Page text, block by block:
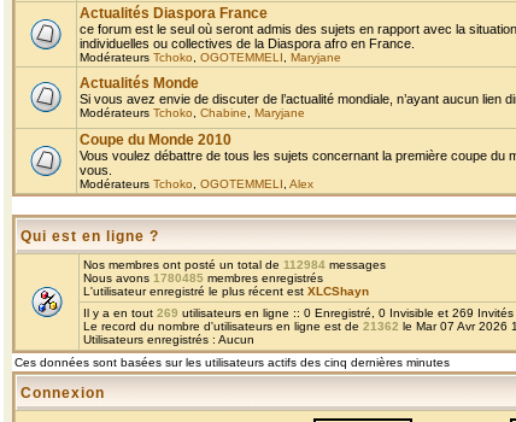
Actualités Diaspora France
ce forum est le seul où seront admis des sujets en rapport avec la
individuelles ou collectives de la Diaspora afro en France.
Modérateurs Tchoko OGOTEMMELI Maryjane
Actualités Monde
Si vous avez envie de discuter de l’actualité mondiale, n’ayant aucun lien
Modérateurs Tchoko Chabine Maryjane
Coupe du Monde 2010
Vous voulez débattre de tous les sujets concernant la première coupe
vous.
Modérateurs Tchoko OGOTEMMELI Alex
Qui est en ligne ?
Nos membres ont posté un total de 112984 messages
Nous avons 1780485 membres enregistrés
L'utilisateur enregistré le plus récent est XLCShayn
Il y a en tout 269 utilisateurs en ligne :: 0 Enregistré, 0 Invisible et 269
Le record du nombre d'utilisateurs en ligne est de 21362 le Mar 07 Avr 2026
Utilisateurs enregistrés : Aucun
Ces données sont basées sur les utilisateurs actifs des cinq dernières minutes
Connexion